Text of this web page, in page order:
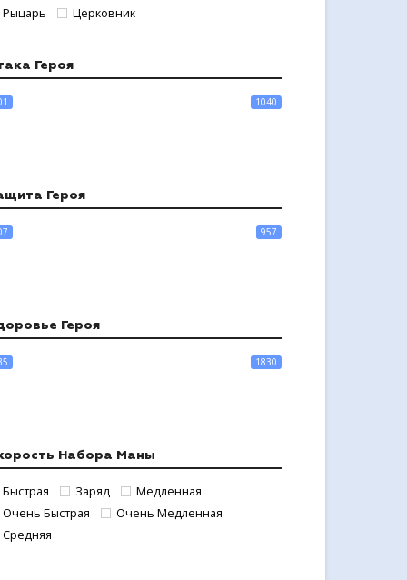
Рыцарь
Церковник
Героя
1040
Героя
957
Героя
1830
Набора Маны
Быстрая Заряд
Медленная
Очень Быстрая
Очень Медленная
Средняя